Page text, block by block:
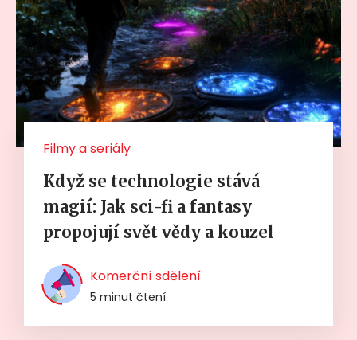
Filmy a seriály
Když se technologie stává
magií: Jak sci-fi a fantasy
propojují svět vědy a kouzel
Komerční sdělení
5 minut čtení